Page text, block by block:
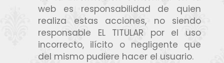
web es responsabilidad de quien
realiza estas acciones, no siendo
responsable EL TITULAR por el uso
incorrecto, ilícito o negligente que
del mismo pudiere hacer el usuario.